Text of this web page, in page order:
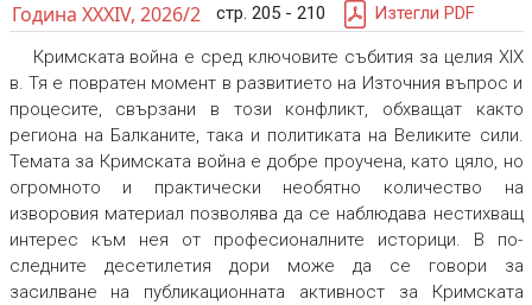
Година XXXIV, 2026/2 стр. 205 - 210 Изтегли PDF
Кримската война е сред ключовите събития за целия XIX
в. Тя е повратен момент в развитието на Източния въпрос и
процесите, свързани в този конфликт, обхващат както
региона на Балканите, така и политиката на Великите сили.
Темата за Кримската война е добре проучена, като цяло, но
огромното и практически необятно количество на
изворовия материал позволява да се наблюдава нестихващ
интерес към нея от професионалните историци. В по-
следните десетилетия дори може да се говори за
засилване на публикационната активност за Кримската